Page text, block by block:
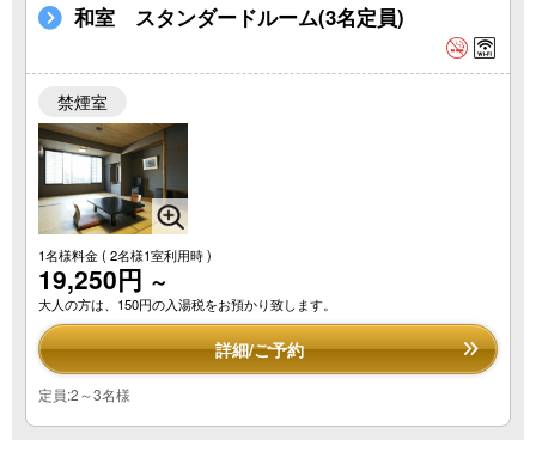
和室 スタンダードルーム(3名定員)
禁煙室
1名様料金( 2名様1室利用時 )
19,250円 ～
大人の方は、150円の入湯税をお預かり致します。
詳細/ご予約
定員:2～3名様